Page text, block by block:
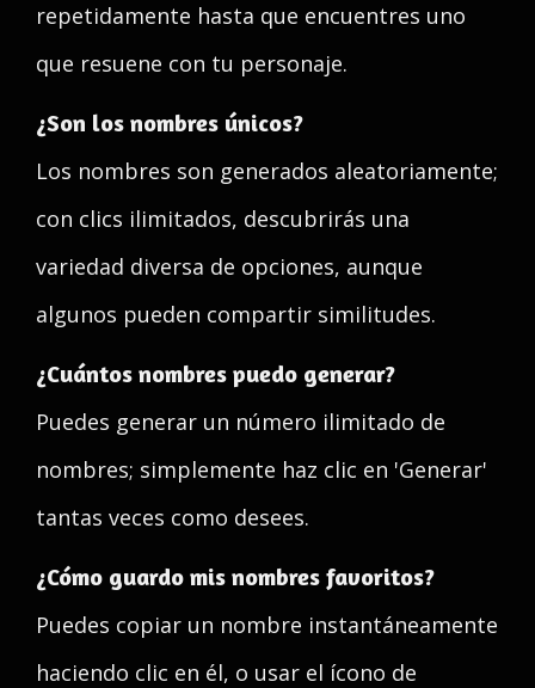
repetidamente hasta que encuentres uno
que resuene con tu personaje.
¿Son los nombres únicos?
Los nombres son generados aleatoriamente;
con clics ilimitados, descubrirás una
variedad diversa de opciones, aunque
algunos pueden compartir similitudes.
¿Cuántos nombres puedo generar?
Puedes generar un número ilimitado de
nombres; simplemente haz clic en 'Generar'
tantas veces como desees.
¿Cómo guardo mis nombres favoritos?
Puedes copiar un nombre instantáneamente
haciendo clic en él, o usar el ícono de